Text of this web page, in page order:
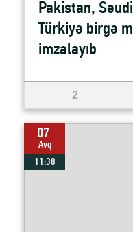
Pakistan,
Türkiyə birgə
imzalayıb
2
07
Avq
11:38